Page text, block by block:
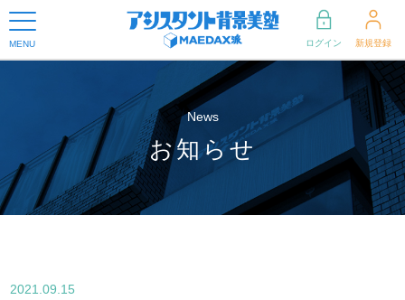
MENU ログイン 新規登録
News
お知らせ
2021.09.15